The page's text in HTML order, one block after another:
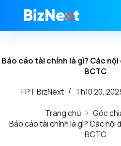
Dịch Vụ
Sản Phẩm
Báo cáo tài chính là gì? Các
BCTC
FPT BizNext
Th10 20,
Trang chủ
Góc
Báo cáo tài chính là gì? Các nội
BCTC